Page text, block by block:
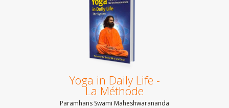
Yoga in Daily Life -
La Méthode
Paramhans Swami Maheshwarananda